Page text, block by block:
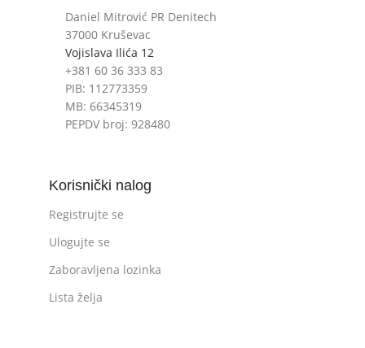
Daniel Mitrović PR Denitech
37000 Kruševac
Vojislava Ilića 12
+381 60 36 333 83
PIB: 112773359
MB: 66345319
PEPDV broj: 928480
Korisnički nalog
Registrujte se
Ulogujte se
Zaboravljena lozinka
Lista želja